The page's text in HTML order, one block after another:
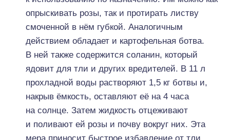
опрыскивать розы, так и протирать листву
смоченной в нём губкой. Аналогичным
действием обладает и картофельная ботва.
В ней также содержится соланин, который
ядовит для тли и других вредителей. В 11 л
прохладной воды растворяют 1,5 кг ботвы и,
накрыв ёмкость, оставляют её на 4 часа
на солнце. Затем жидкость отцеживают
и поливают ей розы и почву вокруг них. Эта